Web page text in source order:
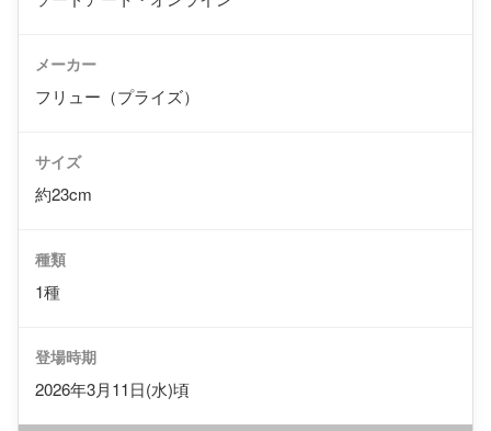
メーカー
フリュー（プライズ）
サイズ
約23cm
種類
1種
登場時期
2026年3月11日(水)頃